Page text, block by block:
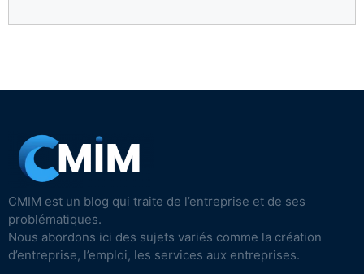
CMIM est un blog qui traite de l’entreprise et de ses
problématiques.
Nous abordons ici des sujets variés comme la création
d’entreprise, l’emploi, les services aux entreprises.